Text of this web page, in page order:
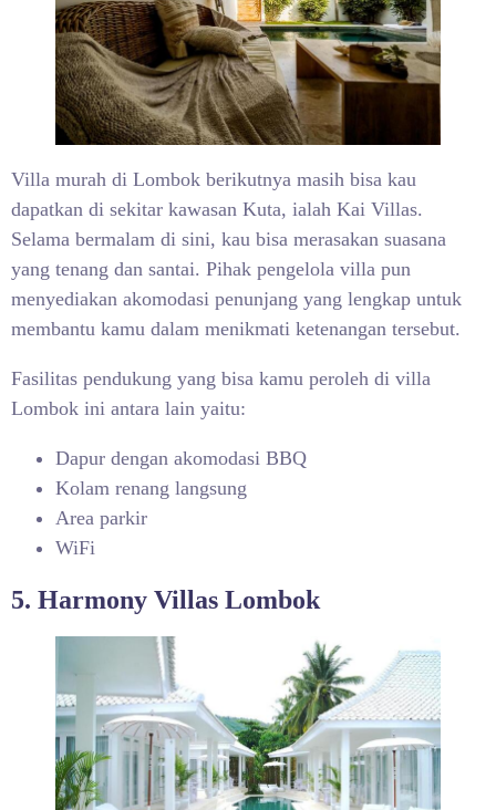
Villa murah di Lombok berikutnya masih bisa kau
dapatkan di sekitar kawasan Kuta, ialah Kai Villas.
Selama bermalam di sini, kau bisa merasakan suasana
yang tenang dan santai. Pihak pengelola villa pun
menyediakan akomodasi penunjang yang lengkap untuk
membantu kamu dalam menikmati ketenangan tersebut.
Fasilitas pendukung yang bisa kamu peroleh di villa
Lombok ini antara lain yaitu:
Dapur dengan akomodasi BBQ
Kolam renang langsung
Area parkir
WiFi
5. Harmony Villas Lombok